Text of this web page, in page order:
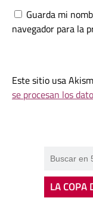
Guarda mi
navegador para la
Este sitio usa
se procesan los
LA COPA